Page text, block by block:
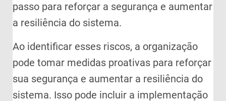
passo para reforçar a segurança e aumentar
a resiliência do sistema.
Ao identificar esses riscos, a organização
pode tomar medidas proativas para reforçar
sua segurança e aumentar a resiliência do
sistema. Isso pode incluir a implementação